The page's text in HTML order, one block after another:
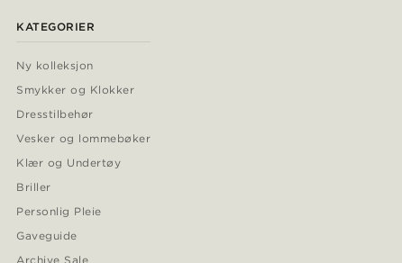
KATEGORIER
Ny kolleksjon
Smykker og Klokker
Dresstilbehør
Vesker og lommebøker
Klær og Undertøy
Briller
Personlig Pleie
Gaveguide
Archive Sale